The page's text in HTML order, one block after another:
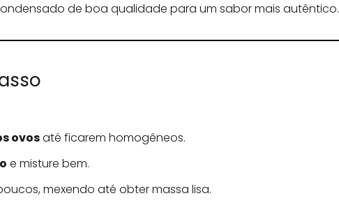
de boa qualidade para um sabor mais autêntico.
ovosaté ficarem homogêneos.
e misture bem.
mexendo até obter massa lisa.